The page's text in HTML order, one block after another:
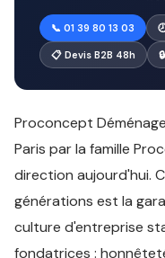
📞 01 39 80 13 03
📋 Devis B2B 48h
Proconcept
Paris par la famille
direction aujourd'hui.
générations est la
culture d'entreprise
fondatrices :